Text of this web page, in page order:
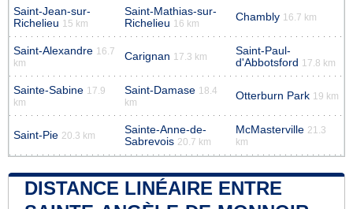
Saint-Jean-sur-
Richelieu 15 km
Saint-Mathias-sur-
Richelieu 16 km
Chambly 16.7 km
Saint-Alexandre 16.7
km
Carignan 17.3 km
Saint-Paul-
d'Abbotsford 17.8 km
Sainte-Sabine 17.9
km
Saint-Damase 18.4
km
Otterburn Park 19 km
Saint-Pie 20.3 km
Sainte-Anne-de-
Sabrevois 20.7 km
McMasterville 21.3
km
DISTANCE LINÉAIRE ENTRE